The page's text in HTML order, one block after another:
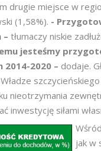
drugie miejsce w
(1,58%). -
– tłumaczy niskie
jesteśmy
2014-2020 – dodaje.
nieotrzymania
inwestycję siłami
jak w